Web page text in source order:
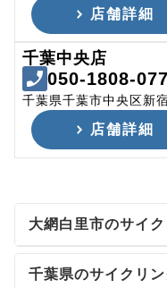
店舗詳細
千葉中央店
050-1808-
千葉県千葉市中央区新
店舗詳細
大網白里市のサイ
千葉県のサイクリ